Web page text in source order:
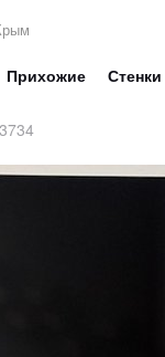
Прихожие Стенки